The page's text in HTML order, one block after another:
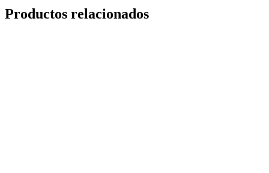
Productos relacionados